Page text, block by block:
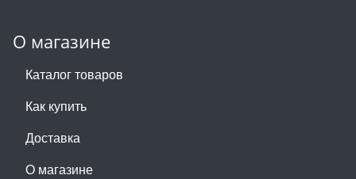
О магазине
Каталог товаров
Как купить
Доставка
О магазине